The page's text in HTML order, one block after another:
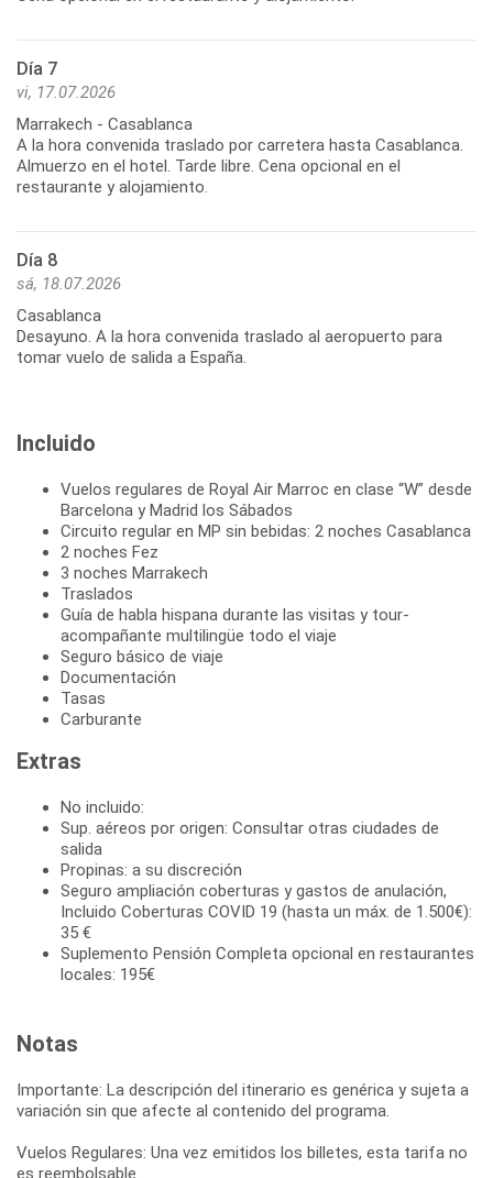
Día 7
vi, 17.07.2026
Marrakech - Casablanca
A la hora convenida traslado por carretera hasta Casablanca.
Almuerzo en el hotel. Tarde libre. Cena opcional en el
restaurante y alojamiento.
Día 8
sá, 18.07.2026
Casablanca
Desayuno. A la hora convenida traslado al aeropuerto para
tomar vuelo de salida a España.
Incluido
Vuelos regulares de Royal Air Marroc en clase “W” desde
Barcelona y Madrid los Sábados
Circuito regular en MP sin bebidas: 2 noches Casablanca
2 noches Fez
3 noches Marrakech
Traslados
Guía de habla hispana durante las visitas y tour-
acompañante multilingüe todo el viaje
Seguro básico de viaje
Documentación
Tasas
Carburante
Extras
No incluido:
Sup. aéreos por origen: Consultar otras ciudades de
salida
Propinas: a su discreción
Seguro ampliación coberturas y gastos de anulación,
Incluido Coberturas COVID 19 (hasta un máx. de 1.500€):
35 €
Suplemento Pensión Completa opcional en restaurantes
locales: 195€
Notas
Importante: La descripción del itinerario es genérica y sujeta a
variación sin que afecte al contenido del programa.
Vuelos Regulares: Una vez emitidos los billetes, esta tarifa no
es reembolsable.